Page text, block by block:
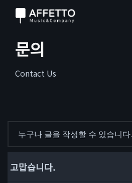
문의
Contact Us
누구나 글을 작성할 수 있습니다.
고맙습니다.